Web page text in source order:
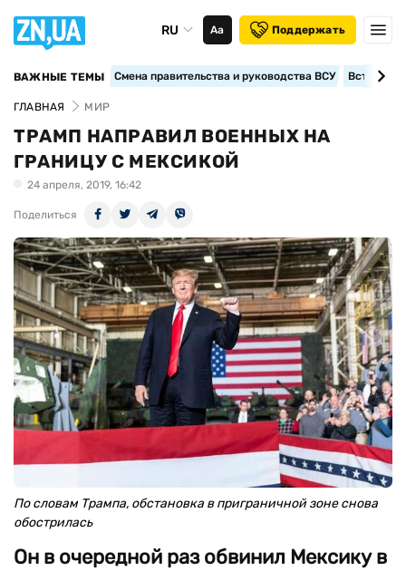
RU Аа Поддержать
ВАЖНЫЕ ТЕМЫ Смена правительства и руководства ВСУ
ГЛАВНАЯ МИР
ТРАМП НАПРАВИЛ ВОЕННЫХ НА
ГРАНИЦУ С МЕКСИКОЙ
24 апреля, 2019, 16:42
Поделиться
По словам Трампа, обстановка в приграничной зоне снова
обострилась
Он в очередной раз обвинил Мексику в